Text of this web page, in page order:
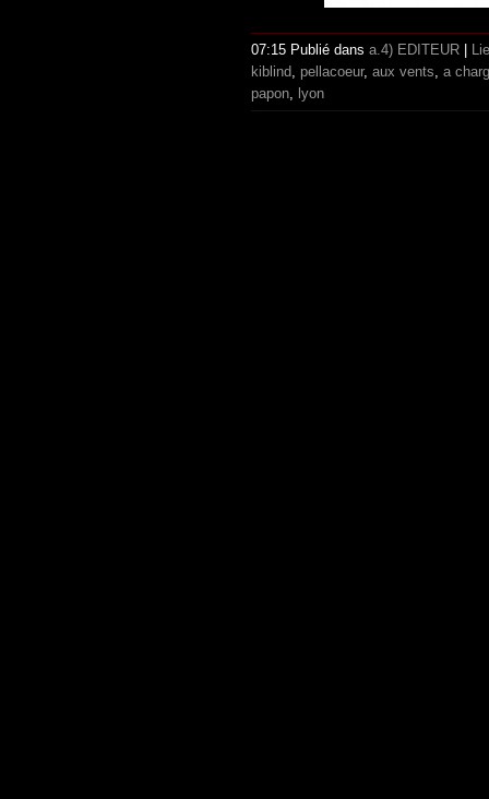
07:15 Publié dans a.4) EDITEUR
kiblind, pellacoeur, aux vents, a
papon, lyon